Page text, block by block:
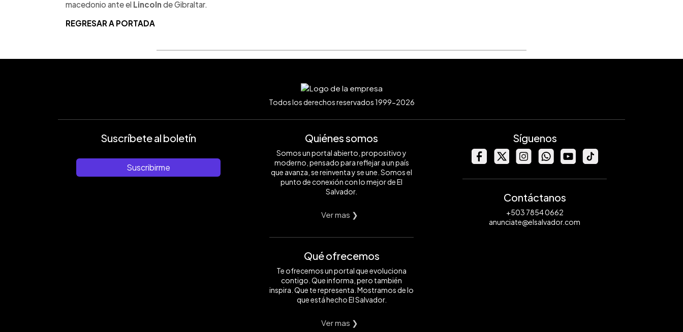
macedonio ante el Lincoln de Gibraltar.
REGRESAR A PORTADA
Todos los derechos reservados 1999-2026
Suscríbete al boletín
Suscribirme
Quiénes somos
Somos un portal abierto, propositivo y
moderno, pensado para reflejar a un país
que avanza, se reinventa y se une. Somos el
punto de conexión con lo mejor de El
Salvador.
Ver mas ❯
Qué ofrecemos
Te ofrecemos un portal que evoluciona
contigo. Que informa, pero también
inspira. Que te representa. Mostramos de lo
que está hecho El Salvador.
Ver mas ❯
Síguenos
Contáctanos
+503 7854 0662
anunciate@elsalvador.com